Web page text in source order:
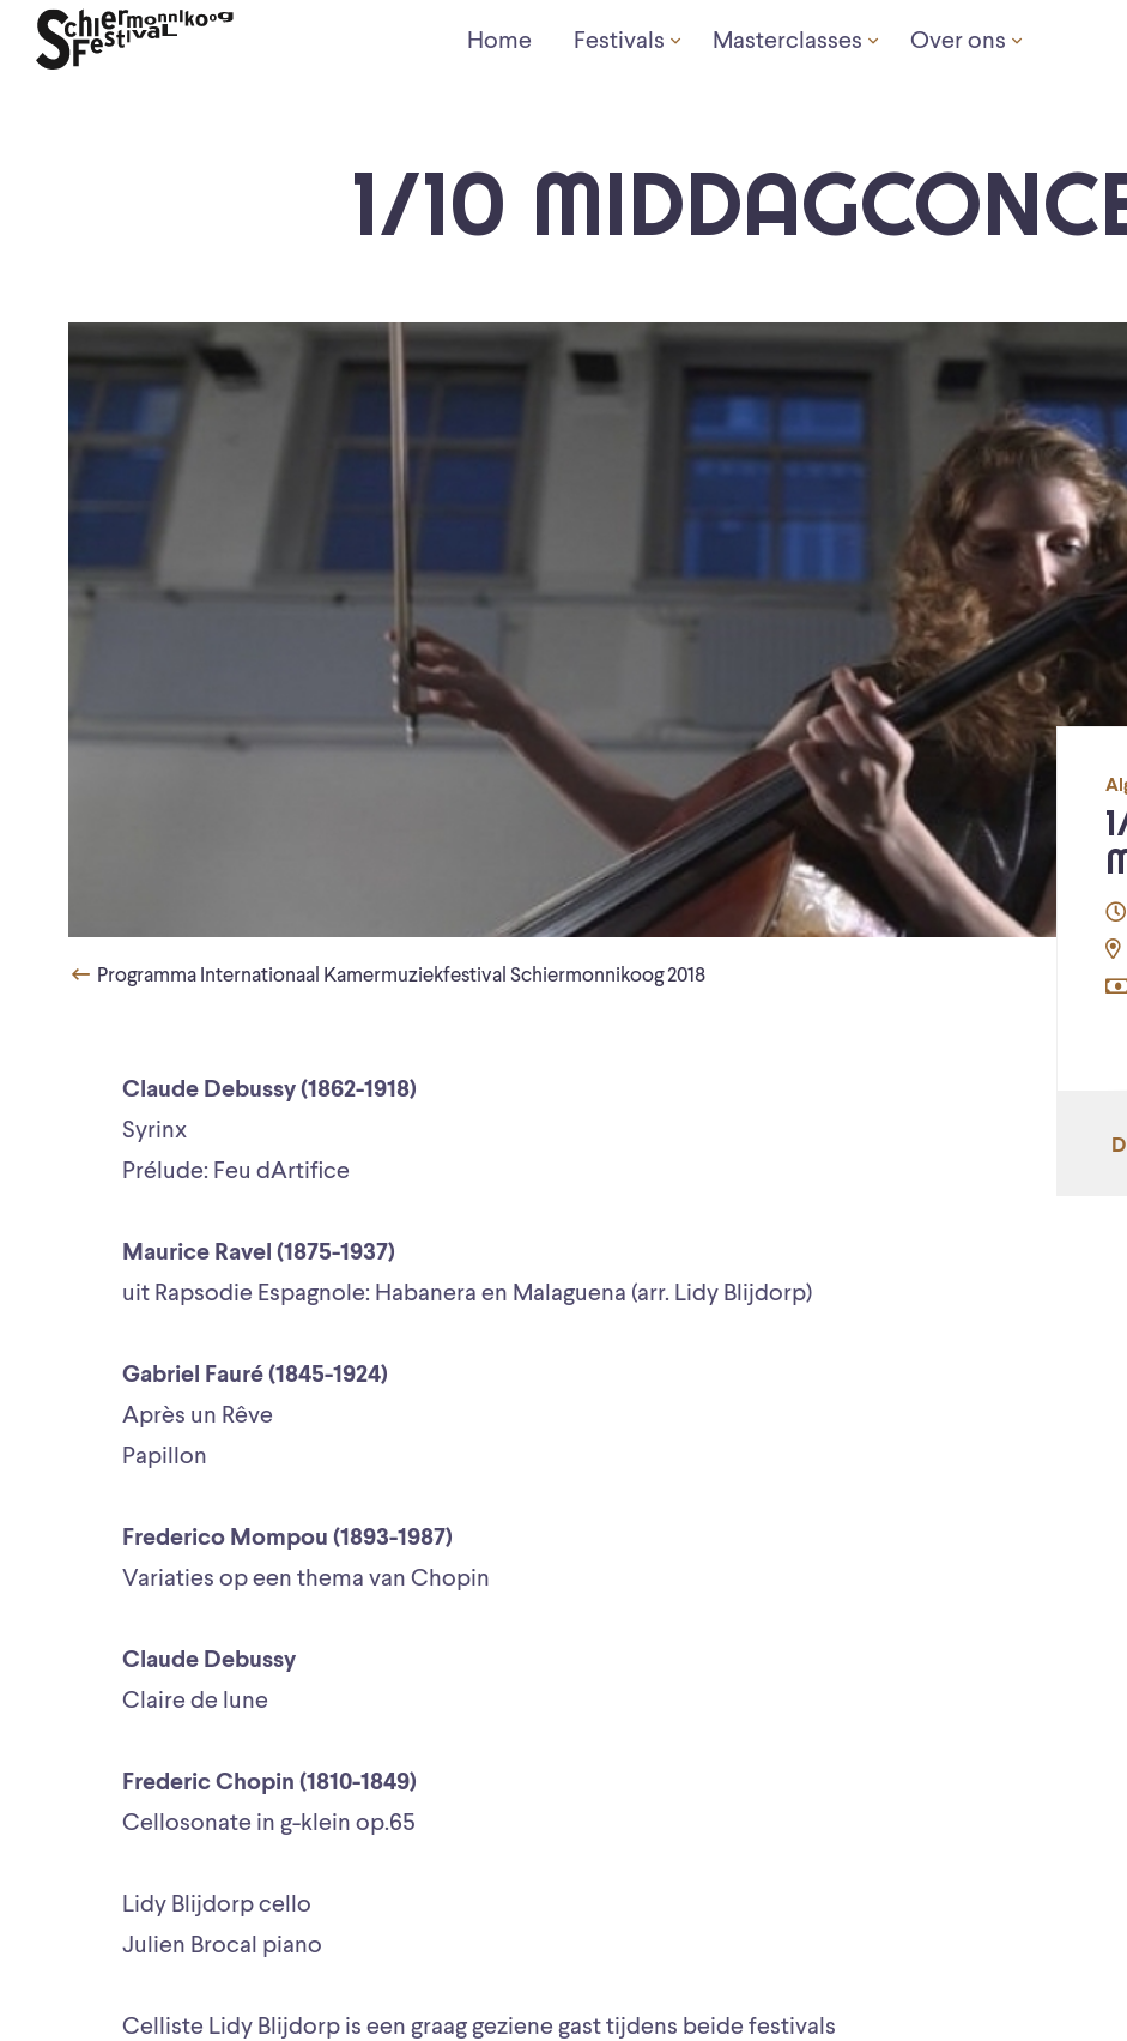
Home Festivals Masterclasses Over ons
1/10
Programma Internationaal Kamermuziekfestival Schiermonnikoog 2018
Claude Debussy (1862-1918)
Syrinx
Prélude: Feu dArtifice
Maurice Ravel (1875-1937)
uit Rapsodie Espagnole: Habanera en Malaguena (arr. Lidy Blijdorp)
Gabriel Fauré (1845-1924)
Après un Rêve
Papillon
Frederico Mompou (1893-1987)
Variaties op een thema van Chopin
Claude Debussy
Claire de lune
Frederic Chopin (1810-1849)
Cellosonate in g-klein op.65
Lidy Blijdorp cello
Julien Brocal piano
Celliste Lidy Blijdorp is een graag geziene gast tijdens beide festivals